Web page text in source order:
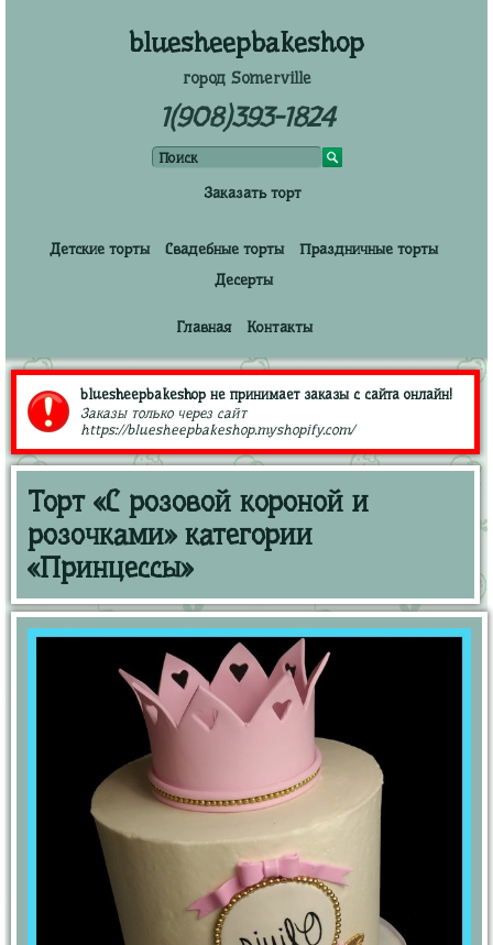
bluesheepbakeshop
город Somerville
1(908)393-1824
Заказать торт
Детские торты Свадебные торты
Праздничные торты
Десерты
Главная Контакты
bluesheepbakeshop не принимает заказы с сайта онлайн!
Заказы только через сайт
https://bluesheepbakeshop.myshopify.com/
Торт «С розовой короной и
розочками» категории
«Принцессы»